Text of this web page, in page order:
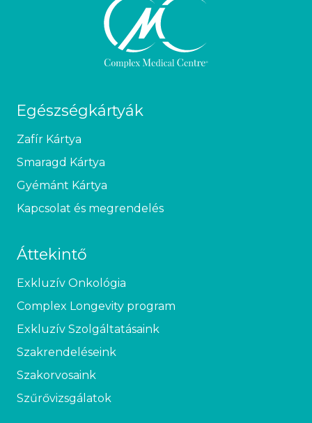
Egészségkártyák
Zafír Kártya
Smaragd Kártya
Gyémánt Kártya
Kapcsolat és megrendelés
Áttekintő
Exkluzív Onkológia
Complex Longevity program
Exkluzív Szolgáltatásaink
Szakrendeléseink
Szakorvosaink
Szűrővizsgálatok